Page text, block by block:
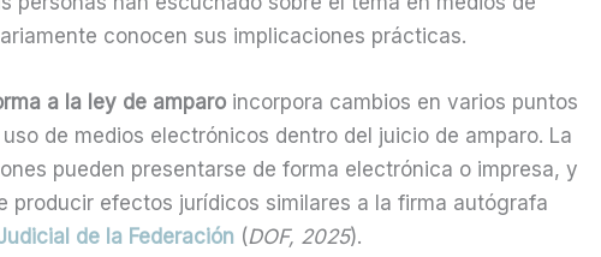
conocen sus implicaciones prácticas.
a la ley de amparo incorpora cambios en varios puntos
de medios electrónicos dentro del juicio de amparo. La
pueden presentarse de forma electrónica o impresa, y
producir efectos jurídicos similares a la firma autógrafa
de la Federación (DOF, 2025).